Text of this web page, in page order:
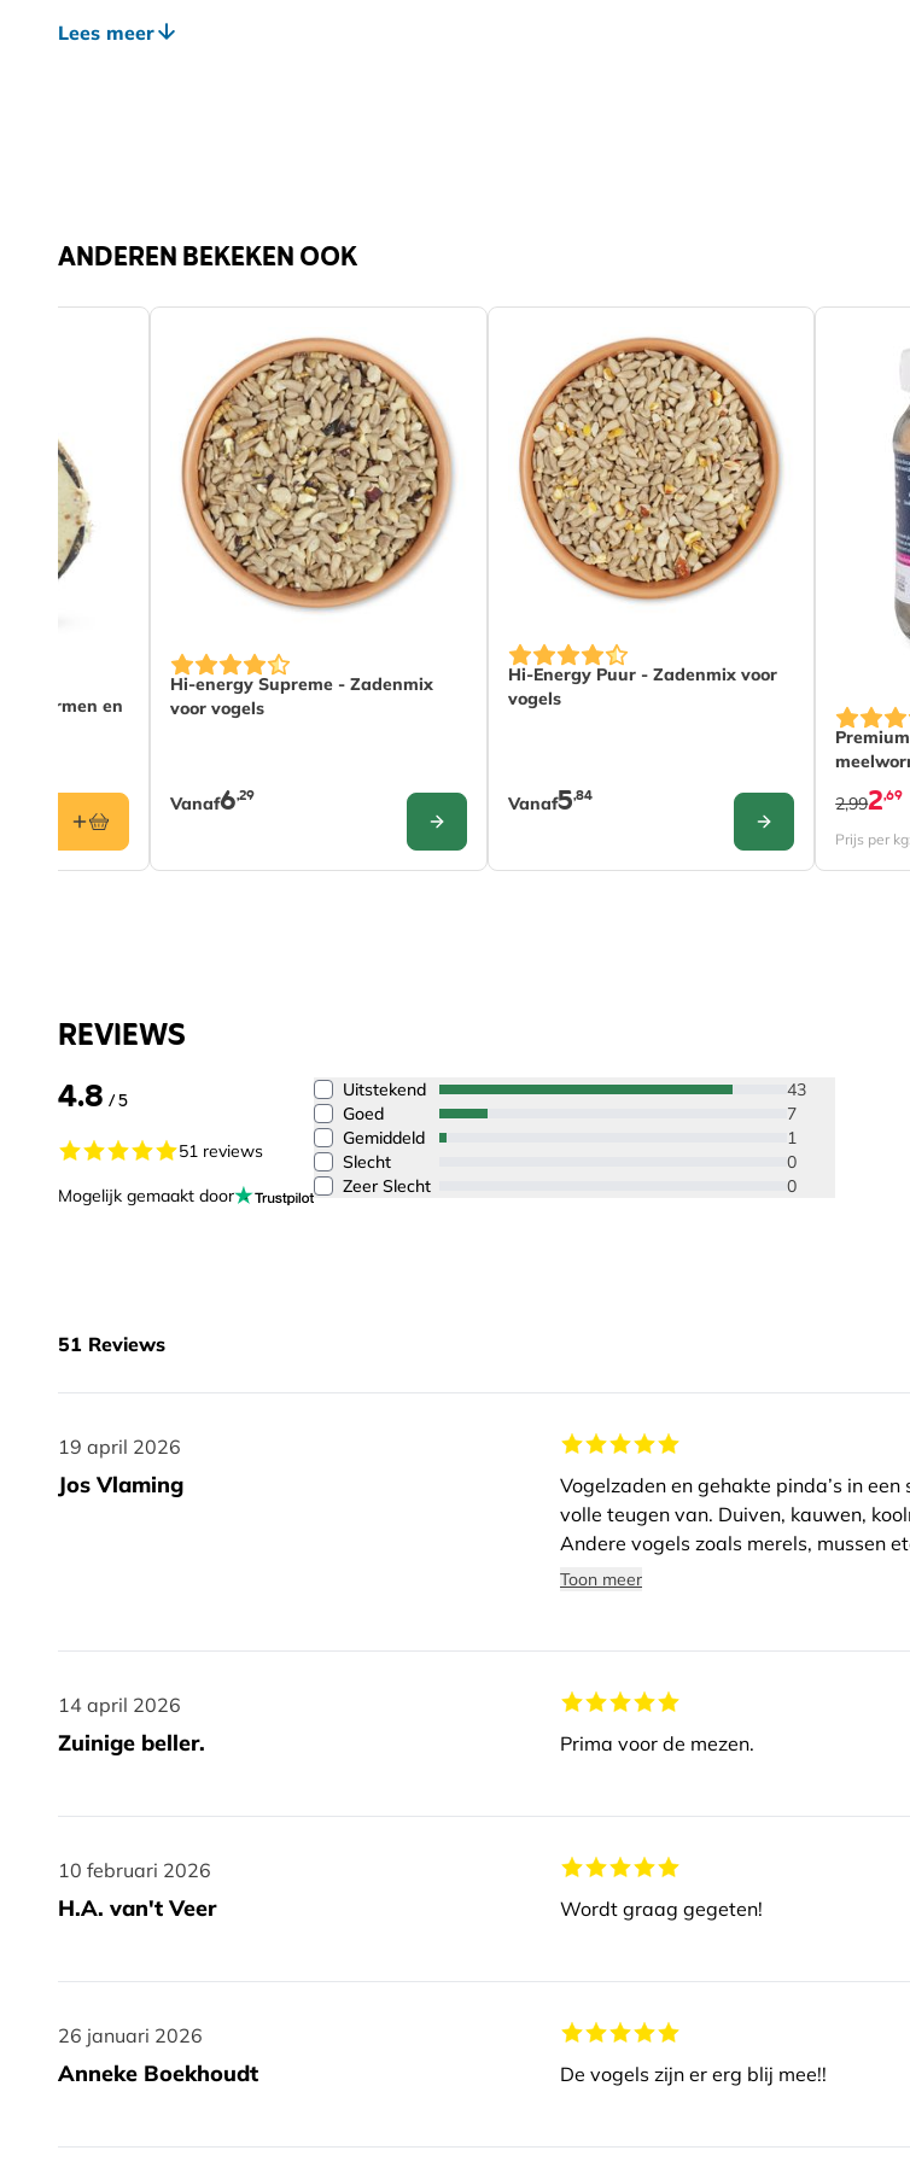
Lees meer
ANDEREN BEKEKEN OOK
en
Hi-energy Supreme - Zadenmix
voor vogels
De prijs is afhankelijk van de gekozen opties op de productpagina
Vanaf6,29
CONFIGURE
Hi-Energy Puur - Zadenmix voor
vogels
De prijs is afhankelijk van de gekozen
Vanaf5,84
CONFIGURE
2,69
2,99
Prijs per
REVIEWS
4.8 / 5
51 reviews
Mogelijk gemaakt door
Uitstekend
43
Goed
7
Gemiddeld
1
Slecht
0
Zeer Slecht
0
51 Reviews
19 april 2026
19 april 2026
Jos Vlaming
Vogelzaden en gehakte pinda’s in
volle teugen van. Duiven, kauwen,
Andere vogels zoals merels, mussen
producten.
Toon meer
14 april 2026
14 april 2026
Zuinige beller. Prima voor de mezen.
10 februari 2026
10 februari 2026
H.A. van't Veer Wordt graag gegeten!
26 januari 2026
26 januari 2026
Anneke Boekhoudt De vogels zijn er erg blij mee!!